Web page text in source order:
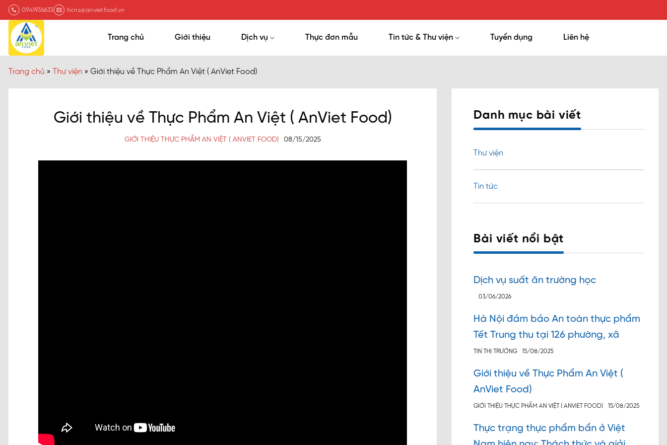
Chuyển
đến
dung
hcns@anvietfood.vn
0941936633
Trang chủ Giới thiệu Dịch vụ Thực đơn mẫu Tin tức & Thư viện Tuyển dụng Liên hệ
Trang chủ » Thư viện » Giới thiệu về Thực Phẩm An Việt ( AnViet Food)
Giới thiệu về Thực Phẩm An Việt ( AnViet Food)
GIỚI THIỆU THỰC PHẨM AN VIỆT ( ANVIET FOOD) 08/15/2025
Danh mục bài viết
Thư viện
Tin tức
Bài viết nổi bật
Dịch vụ suất ăn trường học
03/06/2026
Hà Nội đảm bảo An toàn thực phẩm
Tết Trung thu tại 126 phường, xã
TIN THỊ TRƯỜNG 15/08/2025
Giới thiệu về Thực Phẩm An Việt (
AnViet Food)
GIỚI THIỆU THỰC PHẨM AN VIỆT ( ANVIET FOOD) 15/08/2025
Thực trạng thực phẩm bẩn ở Việt